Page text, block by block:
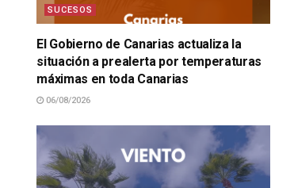
SUCESOS
El Gobierno de Canarias actualiza la
situación a prealerta por temperaturas
máximas en toda Canarias
06/08/2026